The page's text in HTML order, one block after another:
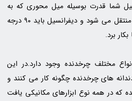
شما قدرت بوسیله میل محوری که به
مرکز اتومبیل متصل است منتقل می شود و دیفرانسیل باید ۹۰ درجه
برد.
مختلف چرخدنده وجود دارد.در این
های چرخدنده چگونه کار می کنند و
که در همه نوع ابزارهای مکانیکی یافت